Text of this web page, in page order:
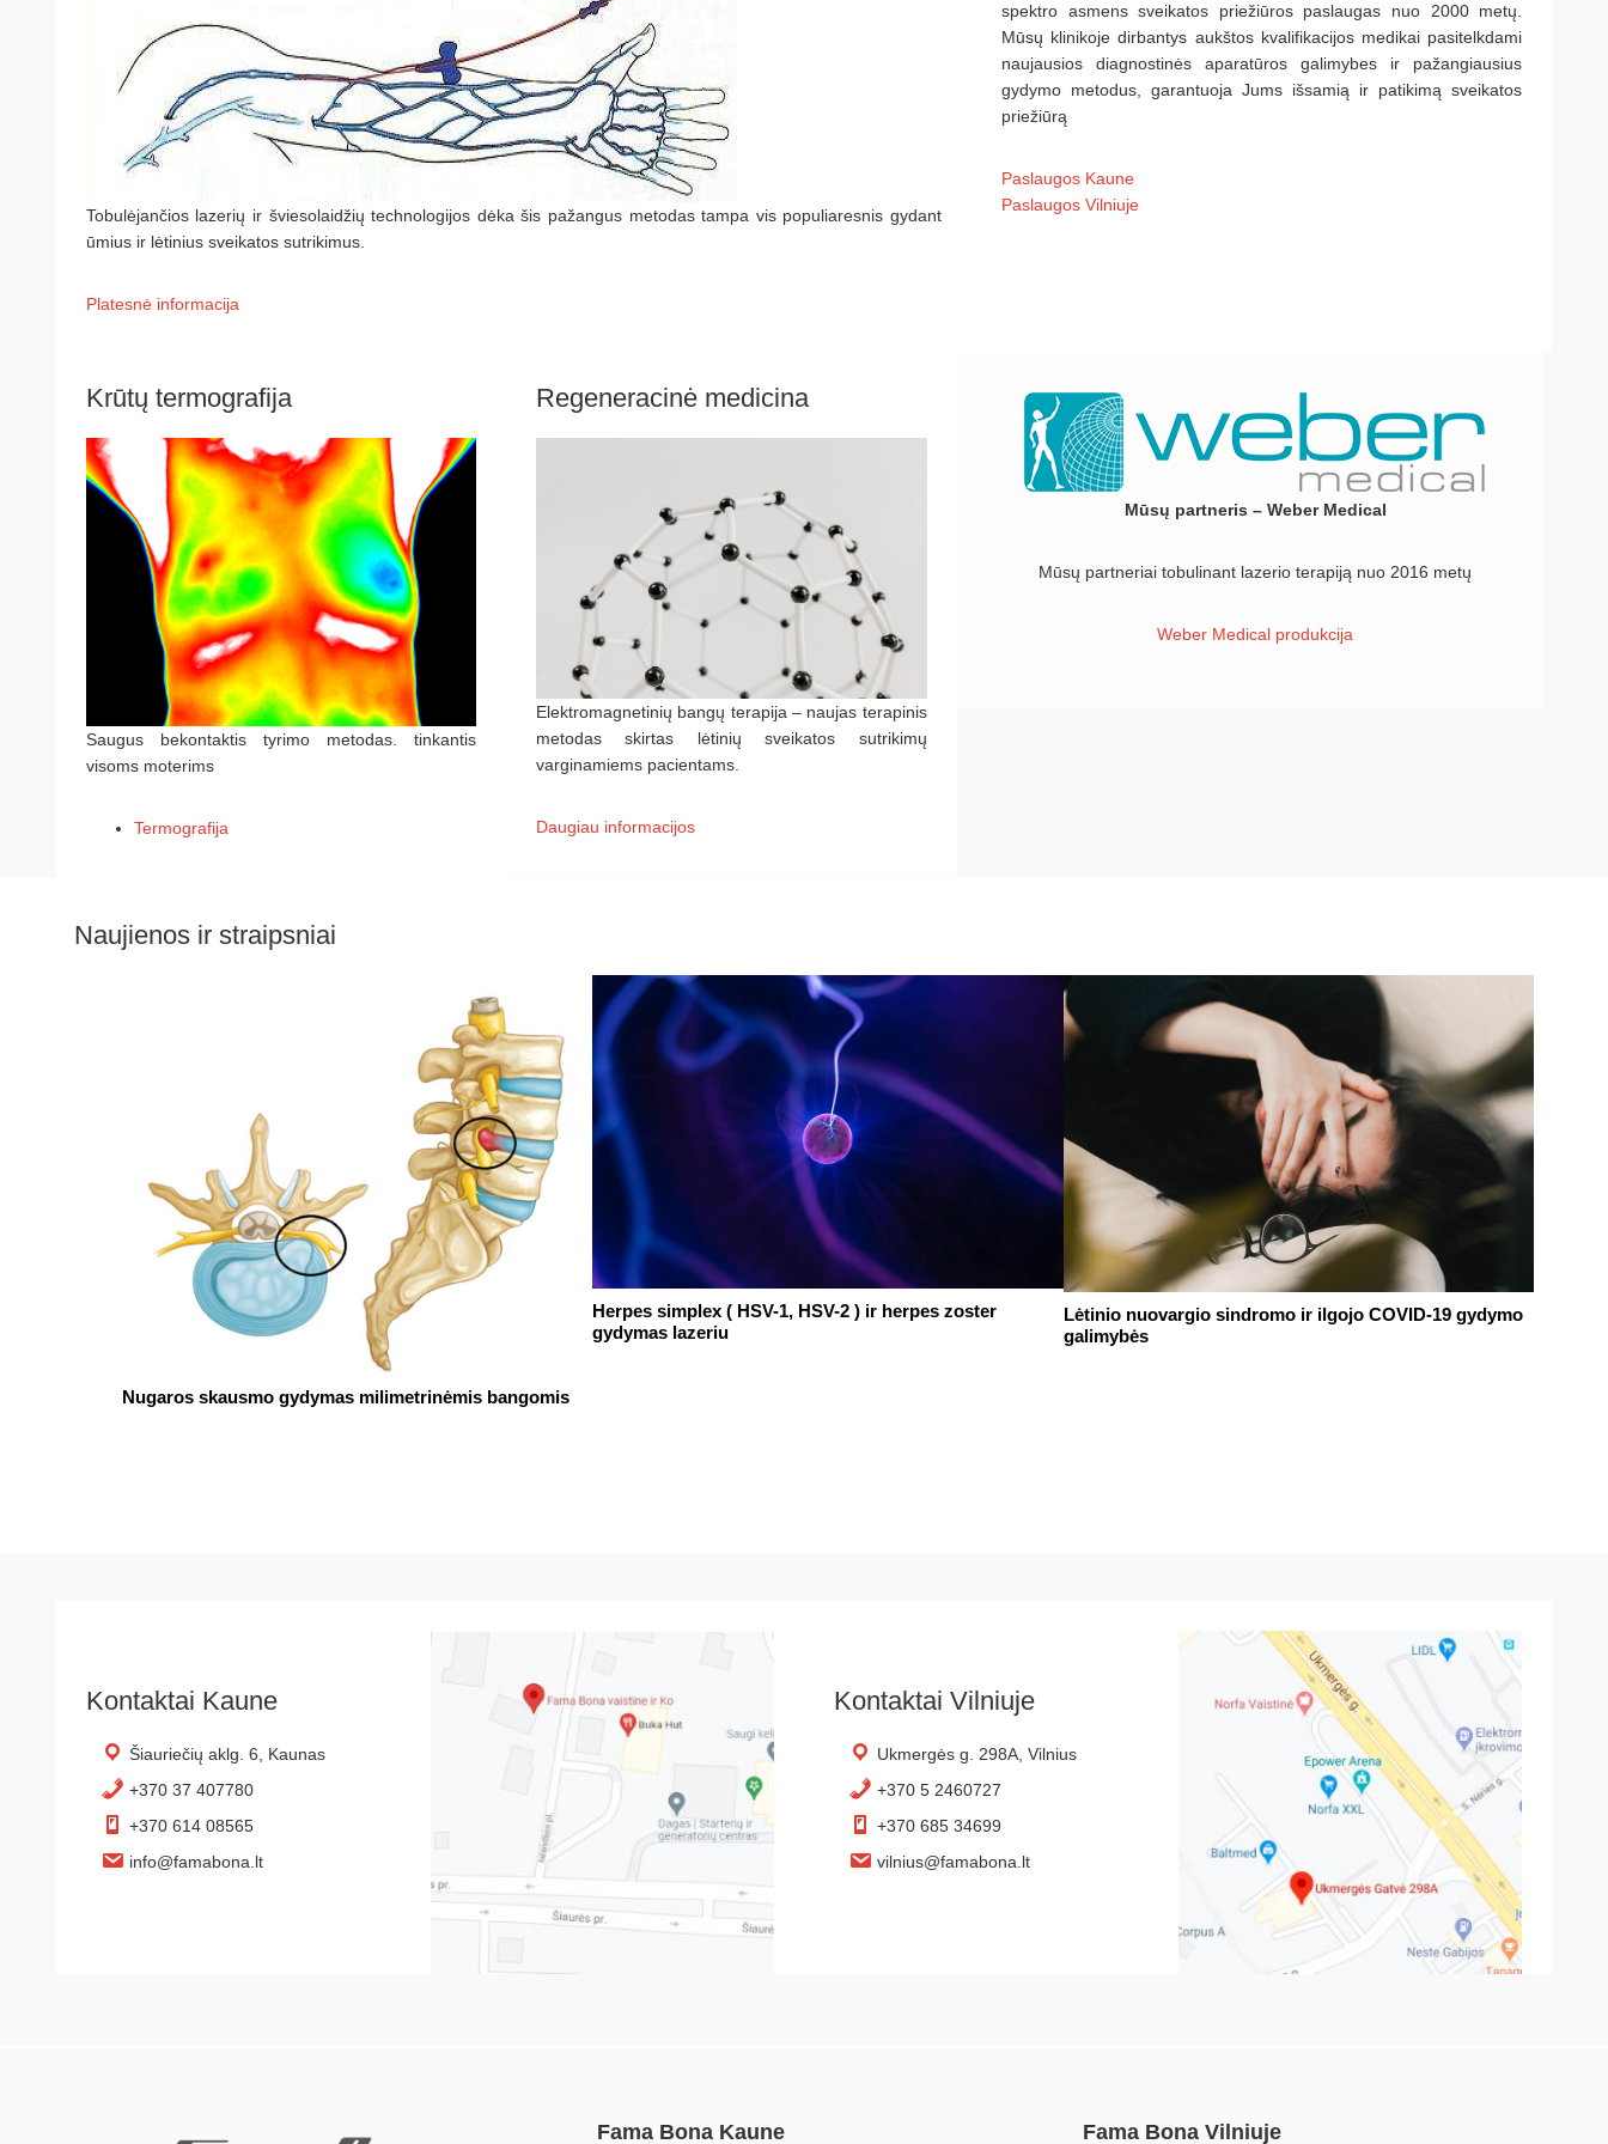
Tobulėjančios lazerių ir šviesolaidžių technologijos dėka šis pažangus metodas tampa vis populiaresnis gydant
ūmius ir lėtinius sveikatos sutrikimus.
Platesnė informacija
spektro asmens sveikatos priežiūros paslaugas nuo 2000 metų.
Mūsų klinikoje dirbantys aukštos kvalifikacijos medikai pasitelkdami
naujausios diagnostinės aparatūros galimybes ir pažangiausius
gydymo metodus, garantuoja Jums išsamią ir patikimą sveikatos
priežiūrą
Paslaugos Kaune
Paslaugos Vilniuje
Krūtų termografija
Saugus bekontaktis tyrimo metodas. tinkantis
visoms moterims
Termografija
Regeneracinė medicina
Elektromagnetinių bangų terapija – naujas terapinis
metodas skirtas lėtinių sveikatos sutrikimų
varginamiems pacientams.
Daugiau informacijos
Mūsų partneris – Weber Medical
Mūsų partneriai tobulinant lazerio terapiją nuo 2016 metų
Weber Medical produkcija
Naujienos ir straipsniai
Nugaros skausmo gydymas milimetrinėmis bangomis
Herpes simplex ( HSV-1, HSV-2 ) ir herpes zoster
gydymas lazeriu
Lėtinio nuovargio sindromo ir ilgojo COVID-19 gydymo
galimybės
Kontaktai Kaune
Šiauriečių aklg. 6, Kaunas
+370 37 407780
+370 614 08565
info@famabona.lt
Kontaktai Vilniuje
Ukmergės g. 298A, Vilnius
+370 5 2460727
+370 685 34699
vilnius@famabona.lt
Fama Bona Kaune Fama Bona Vilniuje